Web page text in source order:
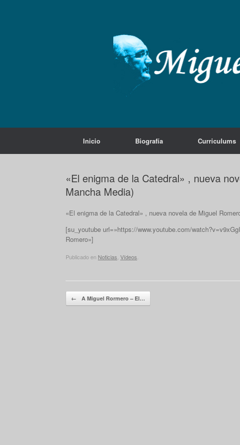
Inicio Biografía Curriculums
«El enigma de la Catedral» , nueva
Mancha Media)
«El enigma de la Catedral» , nueva novela de Miguel
[su_youtube url=»https://www.youtube.com/
Romero»]
Publicado en Noticias Vídeos
Navegador de artículos
← A Miguel Rormero – El…